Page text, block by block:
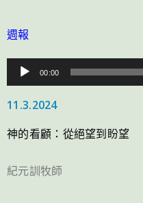
週報
訊
播
放
00:00
11.3.2024
神的看顧：從絕望到盼望
紀元訓牧師